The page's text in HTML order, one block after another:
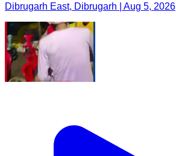
Dibrugarh East, Dibrugarh | Aug 5, 2026